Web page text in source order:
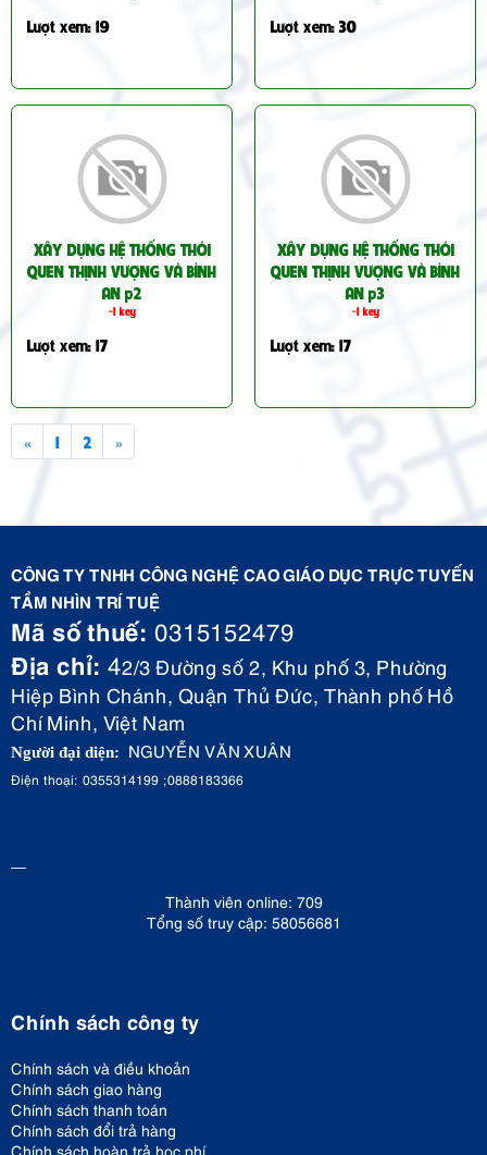
Lượt xem: 19 Lượt xem: 30
XÂY DỰNG HỆ THỐNG THÓI
QUEN THỊNH VƯỢNG VÀ BÌNH
AN p2
-1 key
Lượt xem: 17
XÂY DỰNG HỆ THỐNG THÓI
QUEN THỊNH VƯỢNG VÀ BÌNH
AN p3
-1 key
Lượt xem: 17
« 1 2 »
CÔNG TY TNHH CÔNG NGHỆ CAO GIÁO DỤC TRỰC TUYẾN
TẦM NHÌN TRÍ TUỆ
Mã số thuế: 0315152479
Địa chỉ: 42/3 Đường số 2, Khu phố 3, Phường
Hiệp Bình Chánh, Quận Thủ Đức, Thành phố Hồ
Chí Minh, Việt Nam
Người đại diện: NGUYỄN VĂN XUÂN
Điện thoại: 0355314199 ;0888183366
Thành viên online: 709
Tổng số truy cập: 58056681
Chính sách công ty
Chính sách và điều khoản
Chính sách giao hàng
Chính sách thanh toán
Chính sách đổi trả hàng
Chính sách hoàn trả học phí